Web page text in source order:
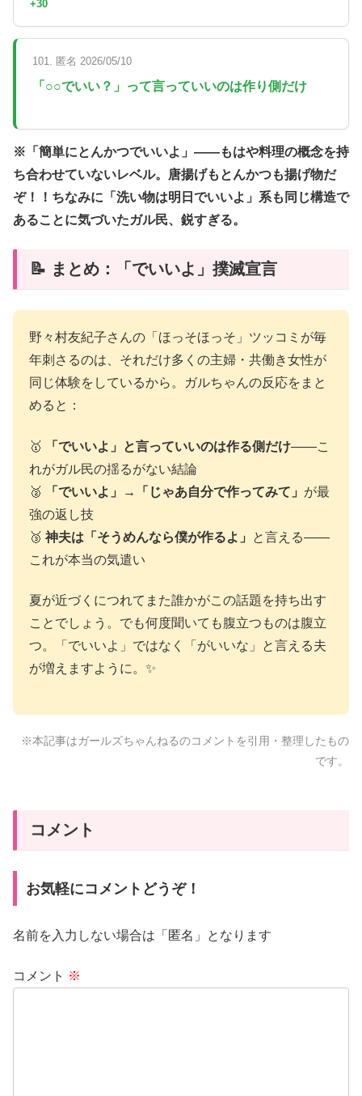
+30
101. 匿名 2026/05/10
「○○でいい？」って言っていいのは作り側だけ
※「簡単にとんかつでいいよ」——もはや料理の概念を持
ち合わせていないレベル。唐揚げもとんかつも揚げ物だ
ぞ！！ちなみに「洗い物は明日でいいよ」系も同じ構造で
あることに気づいたガル民、鋭すぎる。
📝 まとめ：「でいいよ」撲滅宣言
野々村友紀子さんの「ほっそほっそ」ツッコミが毎
年刺さるのは、それだけ多くの主婦・共働き女性が
同じ体験をしているから。ガルちゃんの反応をまと
めると：
🥇 「でいいよ」と言っていいのは作る側だけ——こ
れがガル民の揺るがない結論
🥈
「でいいよ」→「じゃあ自分で作ってみて」 が最
強の返し技
🥉 神夫は「そうめんなら僕が作るよ」
と言える——
これが本当の気遣い
夏が近づくにつれてまた誰かがこの話題を持ち出す
ことでしょう。でも何度聞いても腹立つものは腹立
つ。「でいいよ」ではなく「がいいな」と言える夫
が増えますように。✨
※本記事はガールズちゃんねるのコメントを引用・整理したもの
です。
コメント
お気軽にコメントどうぞ！
名前を入力しない場合は「匿名」となります
コメント ※